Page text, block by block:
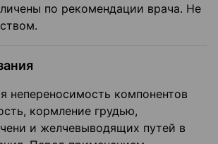
по рекомендации врача. Не
непереносимость компонентов
кормление грудью,
и желчевыводящих путей в